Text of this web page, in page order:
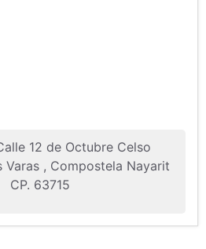
12 de Octubre Celso
Varas , Compostela Nayarit
CP. 63715